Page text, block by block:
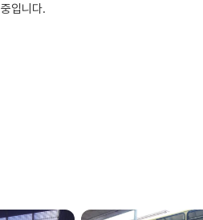
중입니다.